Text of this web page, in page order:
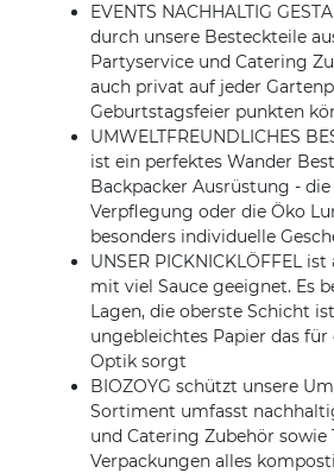
EVENTS NACHHALTIG
durch unsere Besteckteile
Partyservice und Catering
auch privat auf jeder
Geburtstagsfeier punkten
UMWELTFREUNDLICHES
ist ein perfektes Wander
Backpacker Ausrüstung - die
Verpflegung oder die Öko
besonders individuelle
UNSER PICKNICKLÖFFEL
mit viel Sauce geeignet. Es
Lagen, die oberste Schicht
ungebleichtes Papier das
Optik sorgt
BIOZOYG schützt unsere
Sortiment umfasst
und Catering Zubehör sowie
Verpackungen alles